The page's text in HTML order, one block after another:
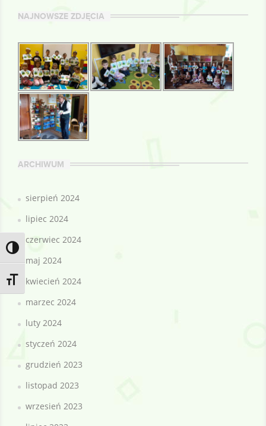
Toggle High Contrast
Toggle Font size
NAJNOWSZE ZDJĘCIA
ARCHIWUM
sierpień 2024
lipiec 2024
czerwiec 2024
maj 2024
kwiecień 2024
marzec 2024
luty 2024
styczeń 2024
grudzień 2023
listopad 2023
wrzesień 2023